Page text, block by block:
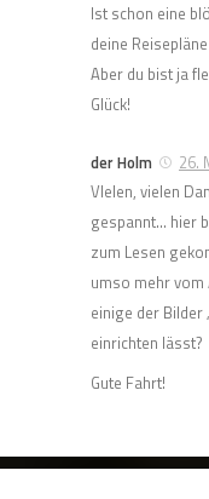
Ist schon eine
deine
Aber du bist ja
Glück!
der Holm
26.
VIelen, vielen
gespannt… hier
zum Lesen
umso mehr vom
einige der Bilder
einrichten lässt?
Gute Fahrt!